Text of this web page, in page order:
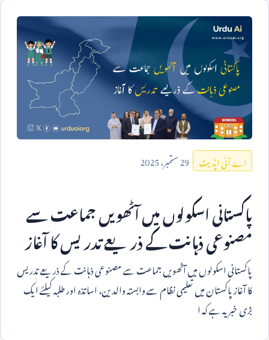
اے آئی اپڈیٹ 29ستمبر،2025
پاکستانی اسکولوں میں آٹھویں جماعت سے
مصنوعی ذہانت کے ذریعے تدریس کا آغاز
پاکستانی اسکولوں میں آٹھویں جماعت سے مصنوعی ذہانت کے ذریعے تدریس
کا آغاز پاکستان میں تعلیمی نظام سے وابستہ والدین، اساتذہ اور طلبہ کیلئے ایک
بڑی خبر یہ ہے کہ ا